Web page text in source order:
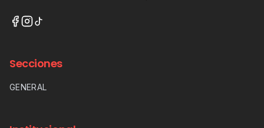
Secciones
GENERAL